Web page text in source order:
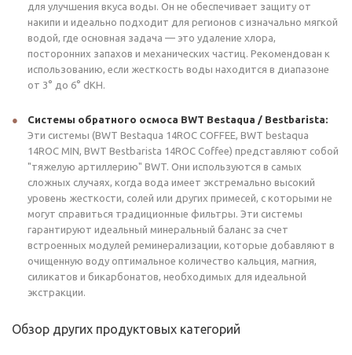
для улучшения вкуса воды. Он не обеспечивает защиту от
накипи и идеально подходит для регионов с изначально мягкой
водой, где основная задача — это удаление хлора,
посторонних запахов и механических частиц. Рекомендован к
использованию, если жесткость воды находится в диапазоне
от 3° до 6° dKH.
Системы обратного осмоса BWT Bestaqua / Bestbarista:
Эти системы (BWT Bestaqua 14ROC COFFEE, BWT bestaqua
14ROC MIN, BWT Bestbarista 14ROC Coffee) представляют собой
"тяжелую артиллерию" BWT. Они используются в самых
сложных случаях, когда вода имеет экстремально высокий
уровень жесткости, солей или других примесей, с которыми не
могут справиться традиционные фильтры. Эти системы
гарантируют идеальный минеральный баланс за счет
встроенных модулей реминерализации, которые добавляют в
очищенную воду оптимальное количество кальция, магния,
силикатов и бикарбонатов, необходимых для идеальной
экстракции.
Обзор других продуктовых категорий